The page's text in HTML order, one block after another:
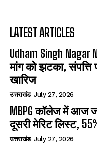
LATEST ARTICLES
Udham Singh Nagar
मांग को झटका, संपत्ति
खारिज
उत्तराखंड July 27, 2026
MBPG कॉलेज में आज
दूसरी मेरिट लिस्ट,
उत्तराखंड July 27, 2026